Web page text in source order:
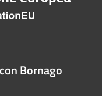
Bornago